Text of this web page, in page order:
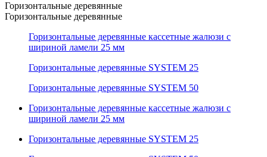
Горизонтальные деревянные
Горизонтальные деревянные
Горизонтальные деревянные кассетные жалюзи с
шириной ламели 25 мм
Горизонтальные деревянные SYSTEM 25
Горизонтальные деревянные SYSTEM 50
Горизонтальные деревянные кассетные жалюзи с
шириной ламели 25 мм
Горизонтальные деревянные SYSTEM 25